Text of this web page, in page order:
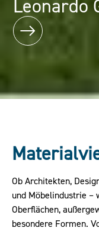
Leonardo
Puerta
Ob Architekten,
und Möbelindustrie –
Oberflächen,
besondere Formen.